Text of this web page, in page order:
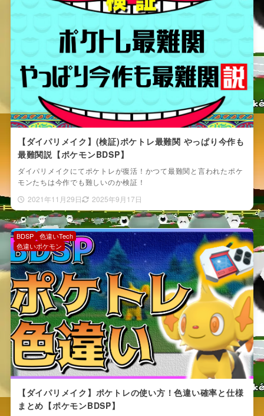
【ダイパリメイク】(検証)ポケトレ最難関 やっぱり今作も
最難関説【ポケモンBDSP】
ダイパリメイクにてポケトレが復活！かつて最難関と言われたポケ
モンたちは今作でも難しいのか検証！
2021年11月29日
2025年9月17日
【ダイパリメイク】ポケトレの使い方！色違い確率と仕様
まとめ【ポケモンBDSP】
BDSP
色違いTech
色違いポケモン